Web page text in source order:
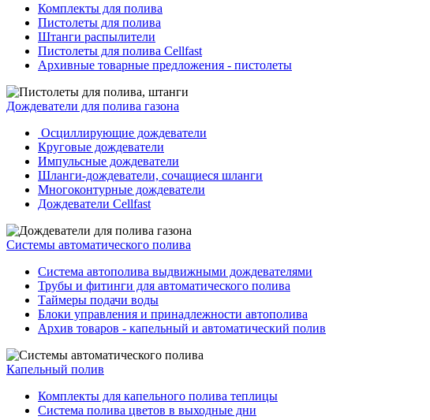
Комплекты для полива
Пистолеты для полива
Штанги распылители
Пистолеты для полива Cellfast
Архивные товарные предложения - пистолеты
Дождеватели для полива газона
Осциллирующие дождеватели
Круговые дождеватели
Импульсные дождеватели
Шланги-дождеватели, сочащиеся шланги
Многоконтурные дождеватели
Дождеватели Cellfast
Системы автоматического полива
Система автополива выдвижными дождевателями
Трубы и фитинги для автоматического полива
Таймеры подачи воды
Блоки управления и принадлежности автополива
Архив товаров - капельный и автоматический полив
Капельный полив
Комплекты для капельного полива теплицы
Система полива цветов в выходные дни